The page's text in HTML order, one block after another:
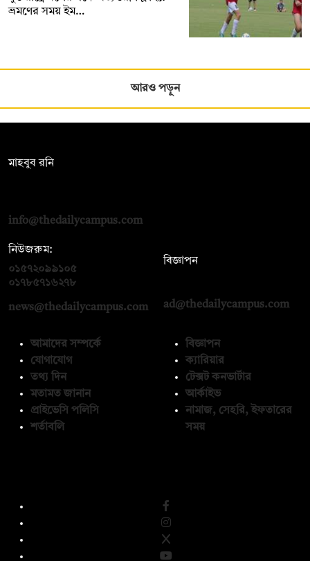
ভ্রমণের সময় ইম…
আরও পড়ুন
মাহবুব রনি
info@thedailycampus.com
নিউজরুম:
০১৫৭২০৯৯১০৫
০১৭৮৫৭১৬২৭৮
news@thedailycampus.com
বিজ্ঞাপন
ad@thedailycampus.com
আমাদের সম্পর্কে
যোগাযোগ
তথ্য দিন
মতামত জানান
প্রাইভেসি পলিসি
শর্তাবলি
বিজ্ঞাপন
ক্যারিয়ার
টেক্সট কনভার্টার
আর্কাইভ
নামাজ, সেহরি, ইফতারের
সময়